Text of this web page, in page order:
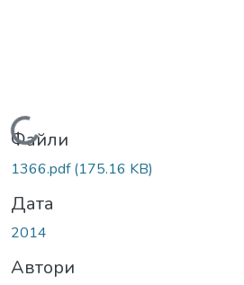
Вантажиться...
Файли
1366.pdf(175.16 KB)
Дата
2014
Автори